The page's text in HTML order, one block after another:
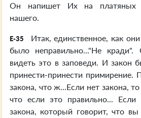
Он напишет Их на платяных
нашего.
E-35
Итак, единственное, как
было неправильно..."Не
видеть это в заповеди. И закон
принести-принести примирение.
закона, что ж...Если нет закона,
что если это правильно...
закона, который говорит, что